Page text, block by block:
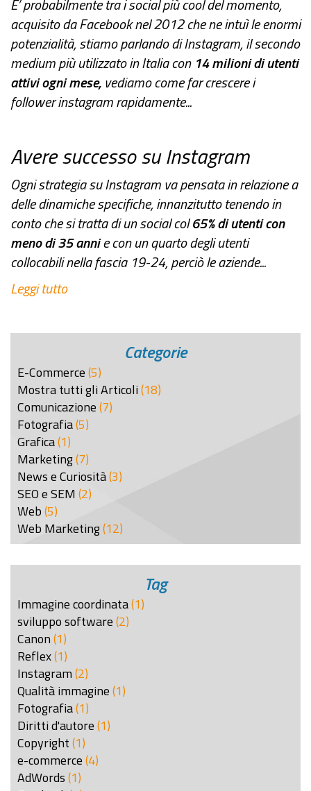
E’ probabilmente tra i social più cool del momento,
acquisito daFacebooknel 2012 che ne intuì le enormi
potenzialità, stiamo parlando diInstagram, il secondo
medium più utilizzato in Italia con 14 milioni di utenti
attivi ogni mese,vediamo come far crescere i
follower instagram rapidamente...
Avere successo su Instagram
Ogni strategia suInstagramva pensata in relazione a
delle dinamiche specifiche, innanzitutto tenendo in
conto che si tratta di un social col65% di utenti con
meno di 35 annie con un quarto degli utenti
collocabili nella fascia 19-24, perciò le aziende...
Leggi tutto
Categorie
E-Commerce(5)
Mostra tutti gli Articoli(18)
Comunicazione(7)
Fotografia(5)
Grafica(1)
Marketing(7)
News e Curiosità(3)
SEO e SEM (2)
Web(5)
Web Marketing(12)
Tag
Immagine coordinata(1)
sviluppo software(2)
Canon(1)
Reflex(1)
Instagram(2)
Qualità immagine(1)
Fotografia(1)
Diritti d'autore(1)
Copyright(1)
e-commerce(4)
AdWords(1)